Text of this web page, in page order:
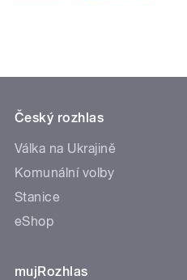
Český rozhlas
Válka na Ukrajině
Komunální volby
Stanice
eShop
mujRozhlas